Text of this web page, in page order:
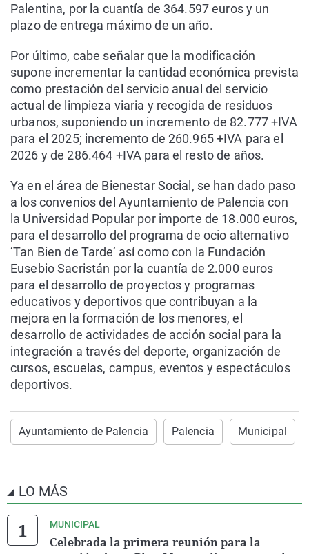
Palentina, por la cuantía de 364.597 euros y un
plazo de entrega máximo de un año.
Por último, cabe señalar que la modificación
supone incrementar la cantidad económica prevista
como prestación del servicio anual del servicio
actual de limpieza viaria y recogida de residuos
urbanos, suponiendo un incremento de 82.777 +IVA
para el 2025; incremento de 260.965 +IVA para el
2026 y de 286.464 +IVA para el resto de años.
Ya en el área de Bienestar Social, se han dado paso
a los convenios del Ayuntamiento de Palencia con
la Universidad Popular por importe de 18.000 euros,
para el desarrollo del programa de ocio alternativo
‘Tan Bien de Tarde’ así como con la Fundación
Eusebio Sacristán por la cuantía de 2.000 euros
para el desarrollo de proyectos y programas
educativos y deportivos que contribuyan a la
mejora en la formación de los menores, el
desarrollo de actividades de acción social para la
integración a través del deporte, organización de
cursos, escuelas, campus, eventos y espectáculos
deportivos.
Ayuntamiento de Palencia Palencia Municipal
LO MÁS
MUNICIPAL
Celebrada la primera reunión para la